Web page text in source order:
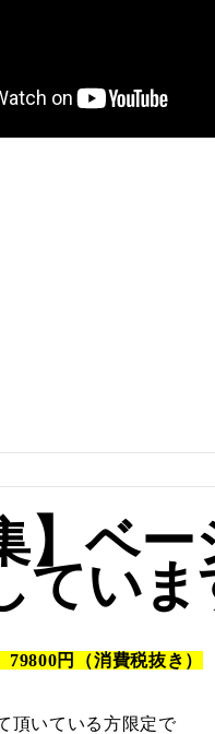
】ベ
ていま
円（消費税抜き）
頂いている方限定で